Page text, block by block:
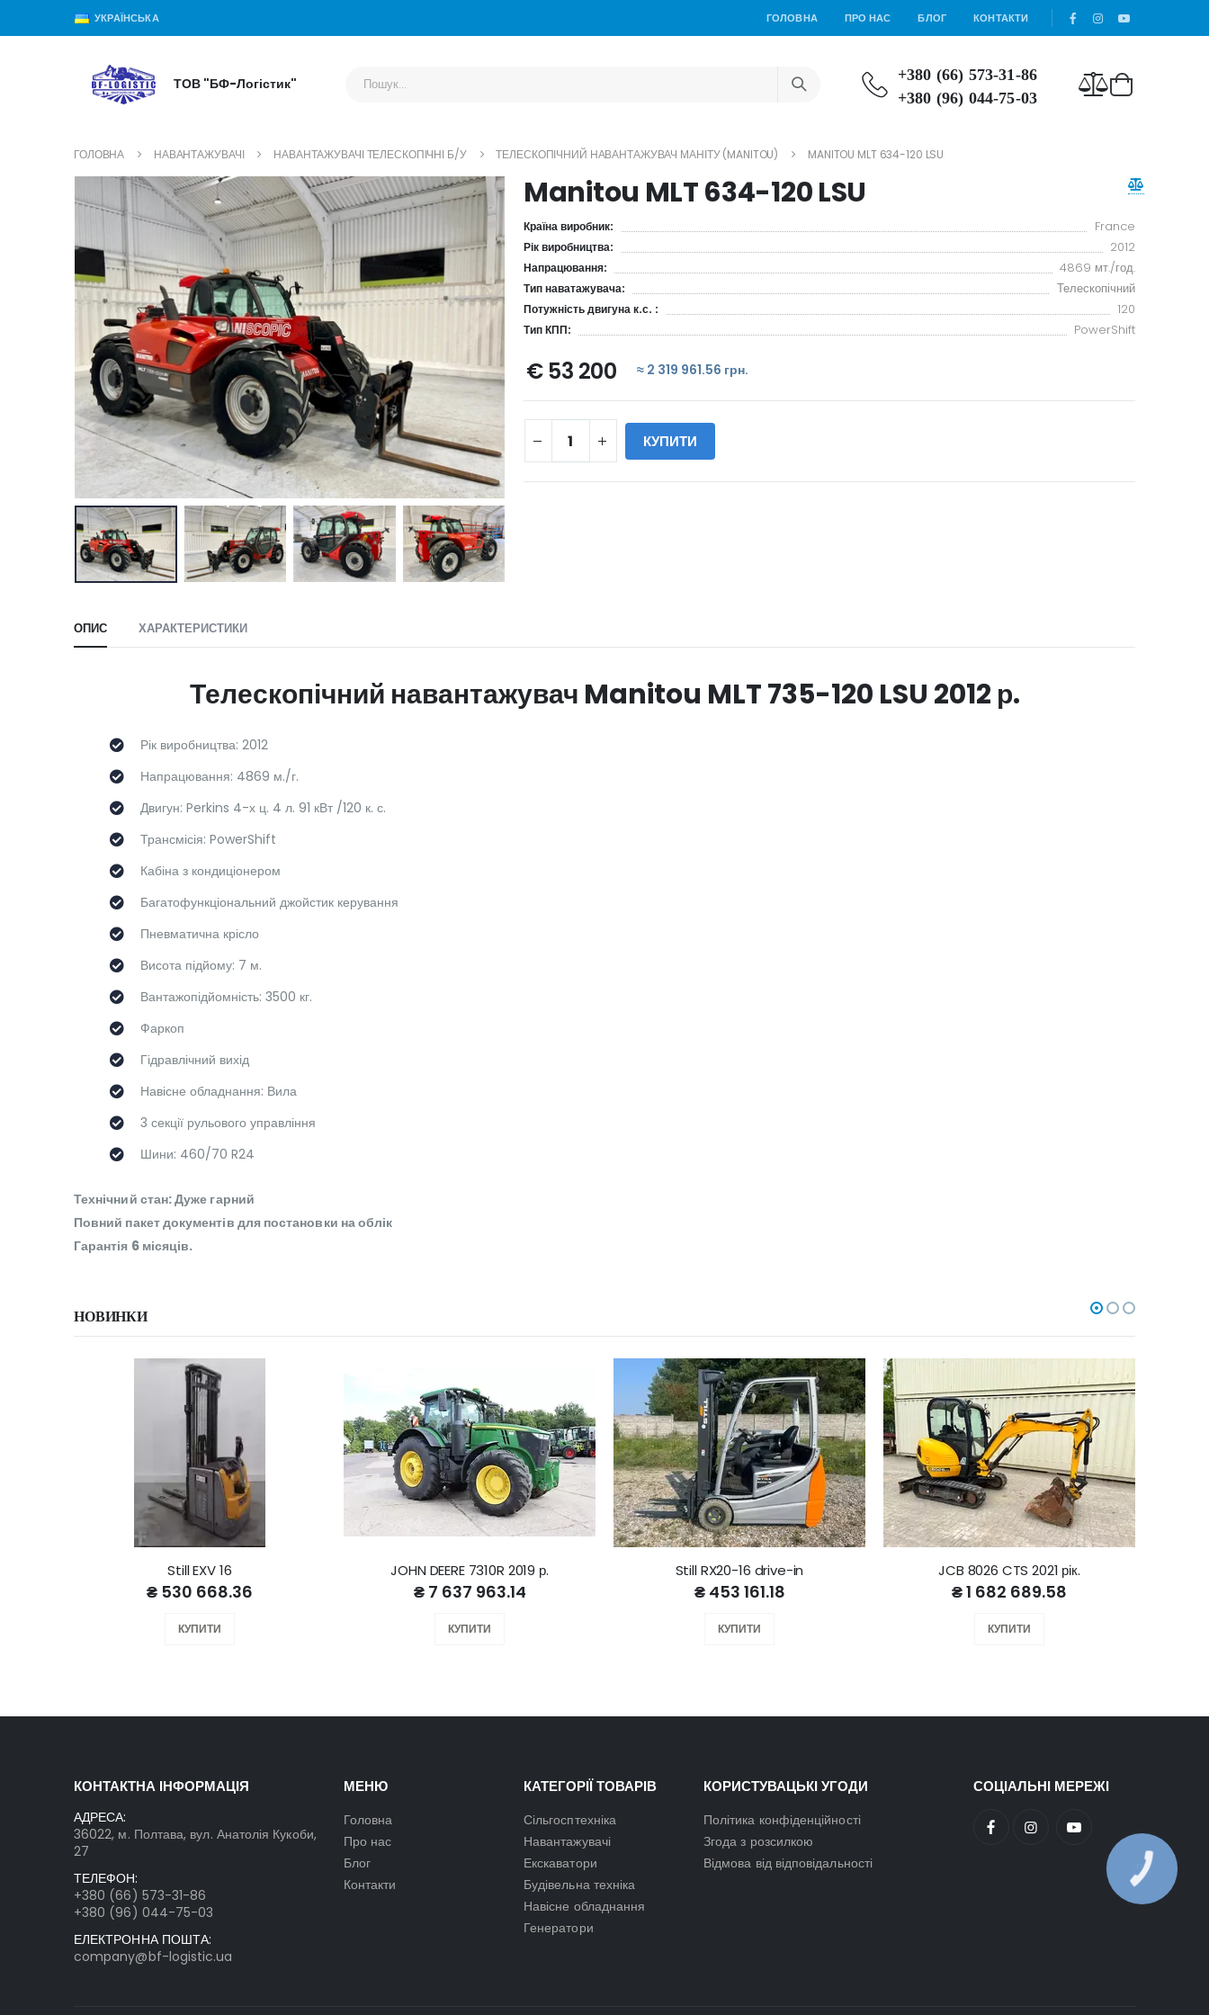
УКРАЇНСЬКА ГОЛОВНА ПРО НАС БЛОГ КОНТАКТИ
ТОВ "БФ-Логістик"
+380 (66) 573-31-86
+380 (96) 044-75-03
ГОЛОВНА НАВАНТАЖУВАЧІ НАВАНТАЖУВАЧІ ТЕЛЕСКОПІЧНІ Б/У ТЕЛЕСКОПІЧНИЙ НАВАНТАЖУВАЧ МАНІТУ (MANITOU) MANITOU MLT 634-120 LSU
Manitou MLT 634-120 LSU
Країна виробник: France
Рік виробництва: 2012
Напрацювання: 4869 мт./год.
Тип наватажувача: Телескопічний
Потужність двигуна к.с. : 120
Тип КПП: PowerShift
€ 53 200 ≈ 2 319 961.56 грн.
КУПИТИ
ОПИС ХАРАКТЕРИСТИКИ
Телескопічний навантажувач Manitou MLT 735-120 LSU 2012 р.
Рік виробництва: 2012
Напрацювання: 4869 м./г.
Двигун: Perkins 4-х ц. 4 л. 91 кВт /120 к. с.
Трансмісія: PowerShift
Кабіна з кондиціонером
Багатофункціональний джойстик керування
Пневматична крісло
Висота підйому: 7 м.
Вантажопідйомність: 3500 кг.
Фаркоп
Гідравлічний вихід
Навісне обладнання: Вила
3 секції рульового управління
Шини: 460/70 R24
Технічний стан: Дуже гарний
Повний пакет документів для постановки на облік
Гарантія 6 місяців.
НОВИНКИ
Still EXV 16
₴ 530 668.36
КУПИТИ
JOHN DEERE 7310R 2019 р.
₴ 7 637 963.14
КУПИТИ
Still RX20-16 drive-in
₴ 453 161.18
КУПИТИ
JCB 8026 CTS 2021 рік.
₴ 1 682 689.58
КУПИТИ
КОНТАКТНА ІНФОРМАЦІЯ
АДРЕСА:
36022, м. Полтава, вул. Анатолія Кукоби,
27
ТЕЛЕФОН:
+380 (66) 573-31-86
+380 (96) 044-75-03
ЕЛЕКТРОННА ПОШТА:
company@bf-logistic.ua
МЕНЮ
Головна
Про нас
Блог
Контакти
КАТЕГОРІЇ ТОВАРІВ
Сільгосптехніка
Навантажувачі
Екскаватори
Будівельна техніка
Навісне обладнання
Генератори
КОРИСТУВАЦЬКІ УГОДИ
Політика конфіденційності
Згода з розсилкою
Відмова від відповідальності
СОЦІАЛЬНІ МЕРЕЖІ